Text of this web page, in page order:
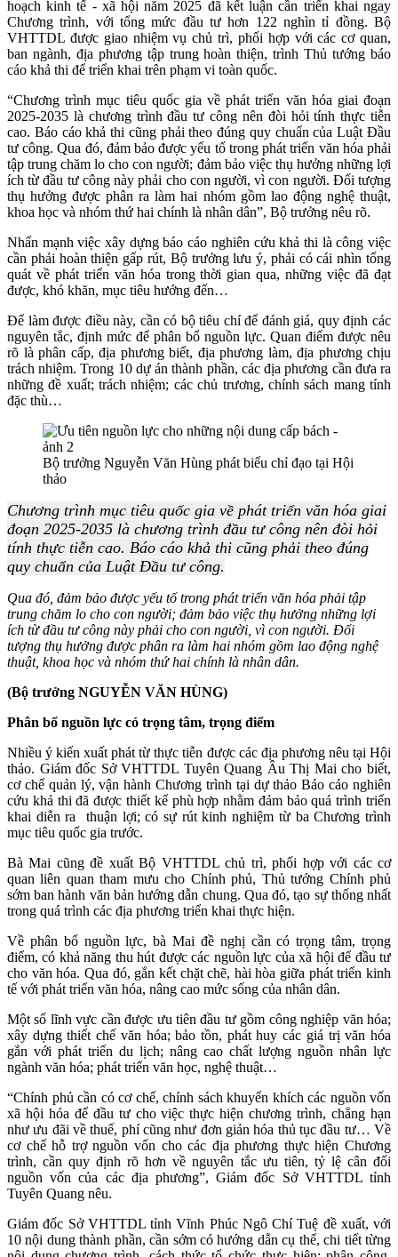
hoạch kinh tế - xã hội năm 2025 đã kết luận cần triển khai ngay
Chương trình, với tổng mức đầu tư hơn 122 nghìn tỉ đồng. Bộ
VHTTDL được giao nhiệm vụ chủ trì, phối hợp với các cơ quan,
ban ngành, địa phương tập trung hoàn thiện, trình Thủ tướng báo
cáo khả thi để triển khai trên phạm vi toàn quốc.
“Chương trình mục tiêu quốc gia về phát triển văn hóa giai đoạn
2025-2035 là chương trình đầu tư công nên đòi hỏi tính thực tiễn
cao. Báo cáo khả thi cũng phải theo đúng quy chuẩn của Luật Đầu
tư công. Qua đó, đảm bảo được yếu tố trong phát triển văn hóa phải
tập trung chăm lo cho con người; đảm bảo việc thụ hưởng những lợi
ích từ đầu tư công này phải cho con người, vì con người. Đối tượng
thụ hưởng được phân ra làm hai nhóm gồm lao động nghệ thuật,
khoa học và nhóm thứ hai chính là nhân dân”, Bộ trưởng nêu rõ.
Nhấn mạnh việc xây dựng báo cáo nghiên cứu khả thi là công việc
cần phải hoàn thiện gấp rút, Bộ trưởng lưu ý, phải có cái nhìn tổng
quát về phát triển văn hóa trong thời gian qua, những việc đã đạt
được, khó khăn, mục tiêu hướng đến…
Để làm được điều này, cần có bộ tiêu chí để đánh giá, quy định các
nguyên tắc, định mức để phân bổ nguồn lực. Quan điểm được nêu
rõ là phân cấp, địa phương biết, địa phương làm, địa phương chịu
trách nhiệm. Trong 10 dự án thành phần, các địa phương cần đưa ra
những đề xuất; trách nhiệm; các chủ trương, chính sách mang tính
đặc thù…
Bộ trưởng Nguyễn Văn Hùng phát biểu chỉ đạo tại Hội
thảo
Chương trình mục tiêu quốc gia về phát triển văn hóa giai
đoạn 2025-2035 là chương trình đầu tư công nên đòi hỏi
tính thực tiễn cao. Báo cáo khả thi cũng phải theo đúng
quy chuẩn của Luật Đầu tư công.
Qua đó, đảm bảo được yếu tố trong phát triển văn hóa phải tập
trung chăm lo cho con người; đảm bảo việc thụ hưởng những lợi
ích từ đầu tư công này phải cho con người, vì con người. Đối
tượng thụ hưởng được phân ra làm hai nhóm gồm lao động nghệ
thuật, khoa học và nhóm thứ hai chính là nhân dân.
(Bộ trưởng NGUYỄN VĂN HÙNG)
Phân bổ nguồn lực có trọng tâm, trọng điểm
Nhiều ý kiến xuất phát từ thực tiễn được các địa phương nêu tại Hội
thảo. Giám đốc Sở VHTTDL Tuyên Quang Âu Thị Mai cho biết,
cơ chế quản lý, vận hành Chương trình tại dự thảo Báo cáo nghiên
cứu khả thi đã được thiết kế phù hợp nhằm đảm bảo quá trình triển
khai diễn ra
thuận lợi; có sự rút kinh nghiệm từ ba Chương trình
mục tiêu quốc gia trước.
Bà Mai cũng đề xuất Bộ VHTTDL chủ trì, phối hợp với các cơ
quan liên quan tham mưu cho Chính phủ, Thủ tướng Chính phủ
sớm ban hành văn bản hướng dẫn chung. Qua đó, tạo sự thống nhất
trong quá trình các địa phương triển khai thực hiện.
Về phân bổ nguồn lực, bà Mai đề nghị cần có trọng tâm, trọng
điểm, có khả năng thu hút được các nguồn lực của xã hội để đầu tư
cho văn hóa. Qua đó, gắn kết chặt chẽ, hài hòa giữa phát triển kinh
tế với phát triển văn hóa, nâng cao mức sống của nhân dân.
Một số lĩnh vực cần được ưu tiên đầu tư gồm công nghiệp văn hóa;
xây dựng thiết chế văn hóa; bảo tồn, phát huy các giá trị văn hóa
gắn với phát triển du lịch; nâng cao chất lượng nguồn nhân lực
ngành văn hóa; phát triển văn học, nghệ thuật…
“Chính phủ cần có cơ chế, chính sách khuyến khích các nguồn vốn
xã hội hóa để đầu tư cho việc thực hiện chương trình, chẳng hạn
như ưu đãi về thuế, phí cũng như đơn giản hóa thủ tục đầu tư… Về
cơ chế hỗ trợ nguồn vốn cho các địa phương thực hiện Chương
trình, cần quy định rõ hơn về nguyên tắc ưu tiên, tỷ lệ cân đối
nguồn vốn của các địa phương”, Giám đốc Sở VHTTDL tỉnh
Tuyên Quang nêu.
Giám đốc Sở VHTTDL tỉnh Vĩnh Phúc Ngô Chí Tuệ đề xuất, với
10 nội dung thành phần, cần sớm có hướng dẫn cụ thể, chi tiết từng